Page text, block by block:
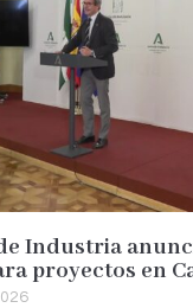
Industria
proyectos en